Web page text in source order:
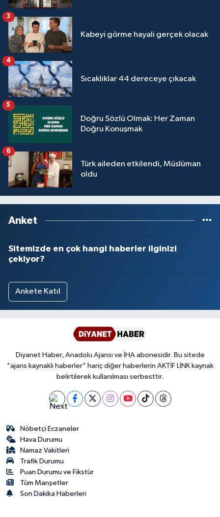
Kabeyi görme hayali gerçek olacak
3
Sıcaklıklar 44 dereceye çıkacak
4
Doğru Sözlü Olmak: Her Zaman
Doğru Konuşmak
5
Türk aileden etkilendi, Müslüman
oldu
6
Anket
Sitemizde en çok hangi haberler ilginizi
çekiyor?
Ankete Katıl
Diyanet Haber, Anadolu Ajansı ve İHA abonesidir. Bu sitede
"ajans kaynaklı haberler" hariç diğer haberlerin AKTİF LİNK kaynak
belirtilerek kullanılması serbesttir.
Nöbetçi Eczaneler
Hava Durumu
Namaz Vakitleri
Trafik Durumu
Puan Durumu ve Fikstür
Tüm Manşetler
Son Dakika Haberleri
Uşak Müftülüğü
Van Müftülüğü
Yalova Müftülüğü
Yozgat Müftülüğü
Zonguldak Müftülüğü